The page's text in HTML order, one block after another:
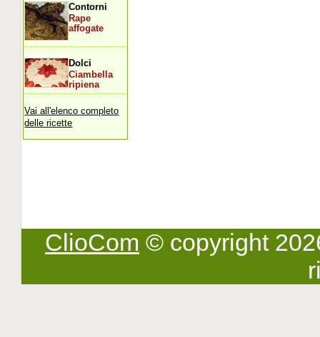
Contorni
Rape
affogate
Dolci
Ciambella
ripiena
Vai all'elenco completo
delle ricette
ClioCom © copyright